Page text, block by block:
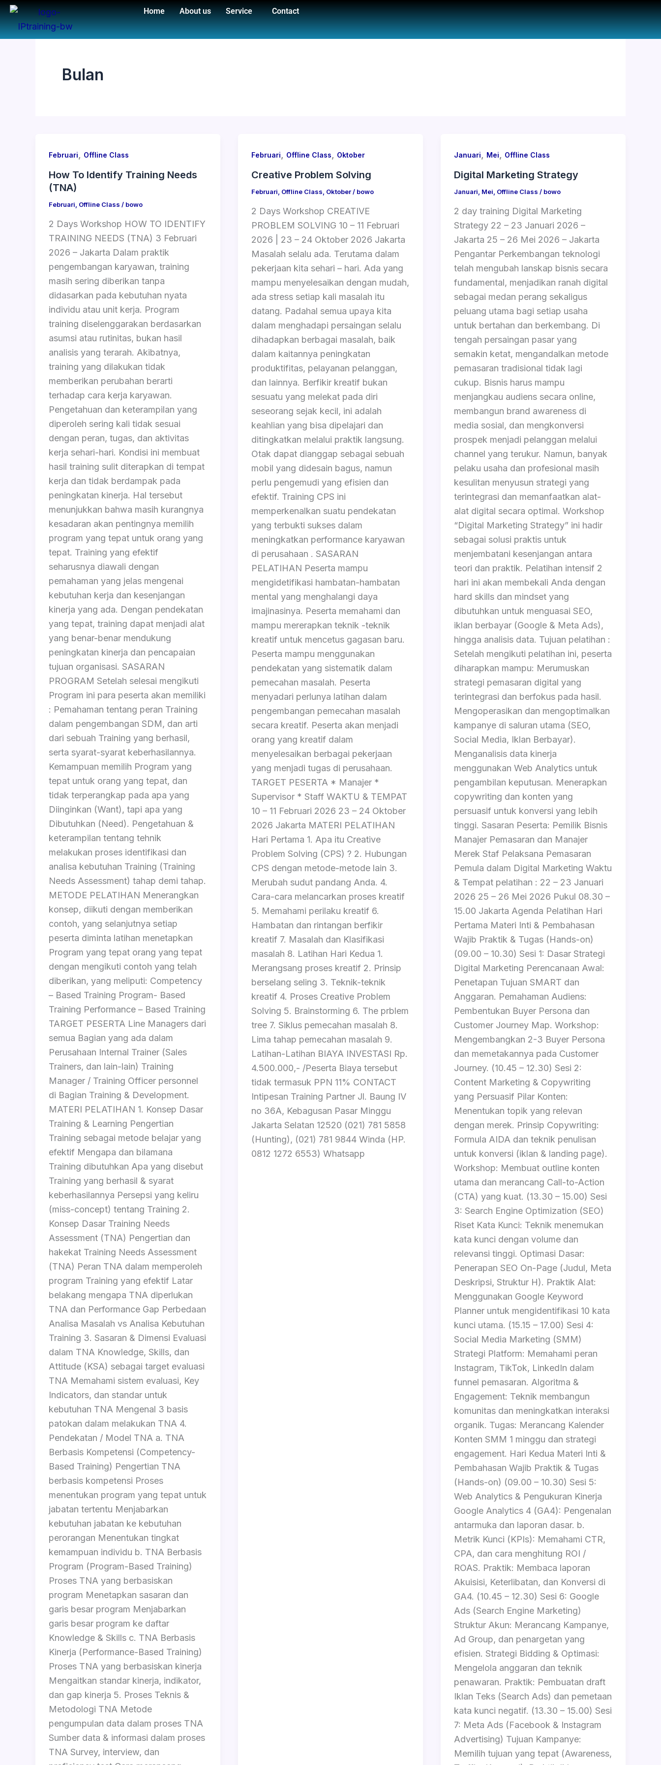
Skip
to
content
Home About us Service Contact
Bulan
Februari Offline Class
How To Identify Training Needs
(TNA)
Februari, Offline Class / bowo
2 Days Workshop HOW TO IDENTIFY
TRAINING NEEDS (TNA) 3 Februari
2026 – Jakarta Dalam praktik
pengembangan karyawan, training
masih sering diberikan tanpa
didasarkan pada kebutuhan nyata
individu atau unit kerja. Program
training diselenggarakan berdasarkan
asumsi atau rutinitas, bukan hasil
analisis yang terarah. Akibatnya,
training yang dilakukan tidak
memberikan perubahan berarti
terhadap cara kerja karyawan.
Pengetahuan dan keterampilan yang
diperoleh sering kali tidak sesuai
dengan peran, tugas, dan aktivitas
kerja sehari-hari. Kondisi ini membuat
hasil training sulit diterapkan di tempat
kerja dan tidak berdampak pada
peningkatan kinerja. Hal tersebut
menunjukkan bahwa masih kurangnya
kesadaran akan pentingnya memilih
program yang tepat untuk orang yang
tepat. Training yang efektif
seharusnya diawali dengan
pemahaman yang jelas mengenai
kebutuhan kerja dan kesenjangan
kinerja yang ada. Dengan pendekatan
yang tepat, training dapat menjadi alat
yang benar-benar mendukung
peningkatan kinerja dan pencapaian
tujuan organisasi. SASARAN
PROGRAM Setelah selesai mengikuti
Program ini para peserta akan memiliki
: Pemahaman tentang peran Training
dalam pengembangan SDM, dan arti
dari sebuah Training yang berhasil,
serta syarat-syarat keberhasilannya.
Kemampuan memilih Program yang
tepat untuk orang yang tepat, dan
tidak terperangkap pada apa yang
Diinginkan (Want), tapi apa yang
Dibutuhkan (Need). Pengetahuan &
keterampilan tentang tehnik
melakukan proses identifikasi dan
analisa kebutuhan Training (Training
Needs Assessment) tahap demi tahap.
METODE PELATIHAN Menerangkan
konsep, diikuti dengan memberikan
contoh, yang selanjutnya setiap
peserta diminta latihan menetapkan
Program yang tepat orang yang tepat
dengan mengikuti contoh yang telah
diberikan, yang meliputi: Competency
– Based Training Program- Based
Training Performance – Based Training
TARGET PESERTA Line Managers dari
semua Bagian yang ada dalam
Perusahaan Internal Trainer (Sales
Trainers, dan lain-lain) Training
Manager / Training Officer personnel
di Bagian Training & Development.
MATERI PELATIHAN 1. Konsep Dasar
Training & Learning Pengertian
Training sebagai metode belajar yang
efektif Mengapa dan bilamana
Training dibutuhkan Apa yang disebut
Training yang berhasil & syarat
keberhasilannya Persepsi yang keliru
(miss-concept) tentang Training 2.
Konsep Dasar Training Needs
Assessment (TNA) Pengertian dan
hakekat Training Needs Assessment
(TNA) Peran TNA dalam memperoleh
program Training yang efektif Latar
belakang mengapa TNA diperlukan
TNA dan Performance Gap Perbedaan
Analisa Masalah vs Analisa Kebutuhan
Training 3. Sasaran & Dimensi Evaluasi
dalam TNA Knowledge, Skills, dan
Attitude (KSA) sebagai target evaluasi
TNA Memahami sistem evaluasi, Key
Indicators, dan standar untuk
kebutuhan TNA Mengenal 3 basis
patokan dalam melakukan TNA 4.
Pendekatan / Model TNA a. TNA
Berbasis Kompetensi (Competency-
Based Training) Pengertian TNA
berbasis kompetensi Proses
menentukan program yang tepat untuk
jabatan tertentu Menjabarkan
kebutuhan jabatan ke kebutuhan
perorangan Menentukan tingkat
kemampuan individu b. TNA Berbasis
Program (Program-Based Training)
Proses TNA yang berbasiskan
program Menetapkan sasaran dan
garis besar program Menjabarkan
garis besar program ke daftar
Knowledge & Skills c. TNA Berbasis
Kinerja (Performance-Based Training)
Proses TNA yang berbasiskan kinerja
Mengaitkan standar kinerja, indikator,
dan gap kinerja 5. Proses Teknis &
Metodologi TNA Metode
pengumpulan data dalam proses TNA
Sumber data & informasi dalam proses
TNA Survey, interview, dan
Februari Offline Class Oktober
Creative Problem Solving
Februari, Offline Class, Oktober/ bowo
2 Days Workshop CREATIVE
PROBLEM SOLVING 10 – 11 Februari
2026 | 23 – 24 Oktober 2026 Jakarta
Masalah selalu ada. Terutama dalam
pekerjaan kita sehari – hari. Ada yang
mampu menyelesaikan dengan mudah,
ada stress setiap kali masalah itu
datang. Padahal semua upaya kita
dalam menghadapi persaingan selalu
dihadapkan berbagai masalah, baik
dalam kaitannya peningkatan
produktifitas, pelayanan pelanggan,
dan lainnya. Berfikir kreatif bukan
sesuatu yang melekat pada diri
seseorang sejak kecil, ini adalah
keahlian yang bisa dipelajari dan
ditingkatkan melalui praktik langsung.
Otak dapat dianggap sebagai sebuah
mobil yang didesain bagus, namun
perlu pengemudi yang efisien dan
efektif. Training CPS ini
memperkenalkan suatu pendekatan
yang terbukti sukses dalam
meningkatkan performance karyawan
di perusahaan . SASARAN
PELATIHAN Peserta mampu
mengidetifikasi hambatan-hambatan
mental yang menghalangi daya
imajinasinya. Peserta memahami dan
mampu mererapkan teknik -teknik
kreatif untuk mencetus gagasan baru.
Peserta mampu menggunakan
pendekatan yang sistematik dalam
pemecahan masalah. Peserta
menyadari perlunya latihan dalam
pengembangan pemecahan masalah
secara kreatif. Peserta akan menjadi
orang yang kreatif dalam
menyelesaikan berbagai pekerjaan
yang menjadi tugas di perusahaan.
TARGET PESERTA * Manajer *
Supervisor * Staff WAKTU & TEMPAT
10 – 11 Februari 2026 23 – 24 Oktober
2026 Jakarta MATERI PELATIHAN
Hari Pertama 1. Apa itu Creative
Problem Solving (CPS) ? 2. Hubungan
CPS dengan metode-metode lain 3.
Merubah sudut pandang Anda. 4.
Cara-cara melancarkan proses kreatif
5. Memahami perilaku kreatif 6.
Hambatan dan rintangan berfikir
kreatif 7. Masalah dan Klasifikasi
masalah 8. Latihan Hari Kedua 1.
Merangsang proses kreatif 2. Prinsip
berselang seling 3. Teknik-teknik
kreatif 4. Proses Creative Problem
Solving 5. Brainstorming 6. The prblem
tree 7. Siklus pemecahan masalah 8.
Lima tahap pemecahan masalah 9.
Latihan-Latihan BIAYA INVESTASI Rp.
4.500.000,- /Peserta Biaya tersebut
tidak termasuk PPN 11% CONTACT
Intipesan Training Partner Jl. Baung IV
no 36A, Kebagusan Pasar Minggu
Jakarta Selatan 12520 (021) 781 5858
(Hunting), (021) 781 9844 Winda (HP.
0812 1272 6553) Whatsapp
Januari Mei Offline Class
Digital Marketing Strategy
Januari, Mei, Offline Class / bowo
2 day training Digital Marketing
Strategy 22 – 23 Januari 2026 –
Jakarta 25 – 26 Mei 2026 – Jakarta
Pengantar Perkembangan teknologi
telah mengubah lanskap bisnis secara
fundamental, menjadikan ranah digital
sebagai medan perang sekaligus
peluang utama bagi setiap usaha
untuk bertahan dan berkembang. Di
tengah persaingan pasar yang
semakin ketat, mengandalkan metode
pemasaran tradisional tidak lagi
cukup. Bisnis harus mampu
menjangkau audiens secara online,
membangun brand awareness di
media sosial, dan mengkonversi
prospek menjadi pelanggan melalui
channel yang terukur. Namun, banyak
pelaku usaha dan profesional masih
kesulitan menyusun strategi yang
terintegrasi dan memanfaatkan alat-
alat digital secara optimal. Workshop
“Digital Marketing Strategy” ini hadir
sebagai solusi praktis untuk
menjembatani kesenjangan antara
teori dan praktik. Pelatihan intensif 2
hari ini akan membekali Anda dengan
hard skills dan mindset yang
dibutuhkan untuk menguasai SEO,
iklan berbayar (Google & Meta Ads),
hingga analisis data. Tujuan pelatihan :
Setelah mengikuti pelatihan ini, peserta
diharapkan mampu: Merumuskan
strategi pemasaran digital yang
terintegrasi dan berfokus pada hasil.
Mengoperasikan dan mengoptimalkan
kampanye di saluran utama (SEO,
Social Media, Iklan Berbayar).
Menganalisis data kinerja
menggunakan Web Analytics untuk
pengambilan keputusan. Menerapkan
copywriting dan konten yang
persuasif untuk konversi yang lebih
tinggi. Sasaran Peserta: Pemilik Bisnis
Manajer Pemasaran dan Manajer
Merek Staf Pelaksana Pemasaran
Pemula dalam Digital Marketing Waktu
& Tempat pelatihan : 22 – 23 Januari
2026 25 – 26 Mei 2026 Pukul 08.30 –
15.00 Jakarta Agenda Pelatihan Hari
Pertama Materi Inti & Pembahasan
Wajib Praktik & Tugas (Hands-on)
(09.00 – 10.30) Sesi 1: Dasar Strategi
Digital Marketing Perencanaan Awal:
Penetapan Tujuan SMART dan
Anggaran. Pemahaman Audiens:
Pembentukan Buyer Persona dan
Customer Journey Map. Workshop:
Mengembangkan 2-3 Buyer Persona
dan memetakannya pada Customer
Journey. (10.45 – 12.30) Sesi 2:
Content Marketing & Copywriting
yang Persuasif Pilar Konten:
Menentukan topik yang relevan
dengan merek. Prinsip Copywriting:
Formula AIDA dan teknik penulisan
untuk konversi (iklan & landing page).
Workshop: Membuat outline konten
utama dan merancang Call-to-Action
(CTA) yang kuat. (13.30 – 15.00) Sesi
3: Search Engine Optimization (SEO)
Riset Kata Kunci: Teknik menemukan
kata kunci dengan volume dan
relevansi tinggi. Optimasi Dasar:
Penerapan SEO On-Page (Judul, Meta
Deskripsi, Struktur H). Praktik Alat:
Menggunakan Google Keyword
Planner untuk mengidentifikasi 10 kata
kunci utama. (15.15 – 17.00) Sesi 4:
Social Media Marketing (SMM)
Strategi Platform: Memahami peran
Instagram, TikTok, LinkedIn dalam
funnel pemasaran. Algoritma &
Engagement: Teknik membangun
komunitas dan meningkatkan interaksi
organik. Tugas: Merancang Kalender
Konten SMM 1 minggu dan strategi
engagement. Hari Kedua Materi Inti &
Pembahasan Wajib Praktik & Tugas
(Hands-on) (09.00 – 10.30) Sesi 5:
Web Analytics & Pengukuran Kinerja
Google Analytics 4 (GA4): Pengenalan
antarmuka dan laporan dasar. b.
Metrik Kunci (KPIs): Memahami CTR,
CPA, dan cara menghitung ROI /
ROAS. Praktik: Membaca laporan
Akuisisi, Keterlibatan, dan Konversi di
GA4. (10.45 – 12.30) Sesi 6: Google
Ads (Search Engine Marketing)
Struktur Akun: Merancang Kampanye,
Ad Group, dan penargetan yang
efisien. Strategi Bidding & Optimasi:
Mengelola anggaran dan teknik
penawaran. Praktik: Pembuatan draft
Iklan Teks (Search Ads) dan pemetaan
kata kunci negatif. (13.30 – 15.00) Sesi
7: Meta Ads (Facebook & Instagram
Advertising) Tujuan Kampanye:
Memilih tujuan yang tepat (Awareness,